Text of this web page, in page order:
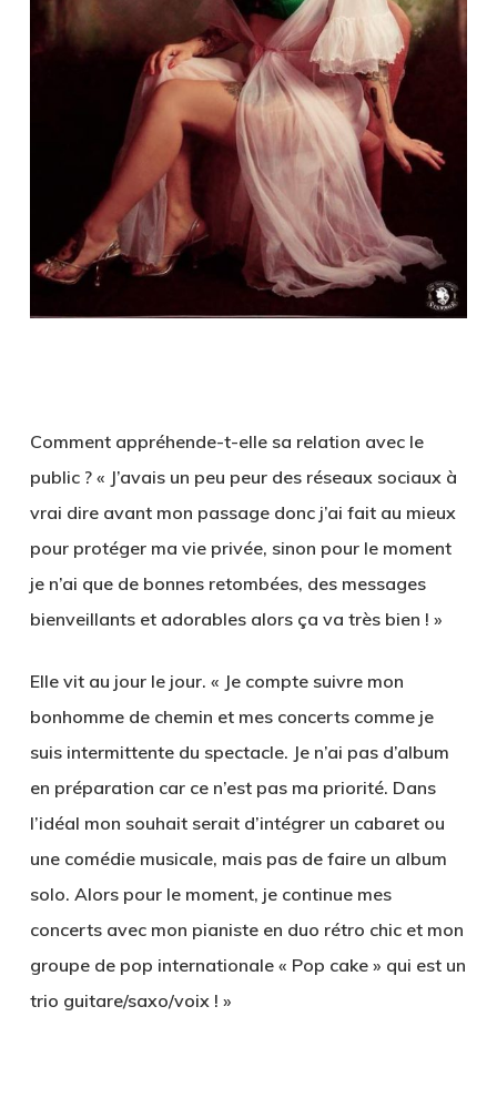
Comment appréhende-t-elle sa relation avec le
public ? « J’avais un peu peur des réseaux sociaux à
vrai dire avant mon passage donc j’ai fait au mieux
pour protéger ma vie privée, sinon pour le moment
je n’ai que de bonnes retombées, des messages
bienveillants et adorables alors ça va très bien ! »
Elle vit au jour le jour. « Je compte suivre mon
bonhomme de chemin et mes concerts comme je
suis intermittente du spectacle. Je n’ai pas d’album
en préparation car ce n’est pas ma priorité. Dans
l’idéal mon souhait serait d’intégrer un cabaret ou
une comédie musicale, mais pas de faire un album
solo. Alors pour le moment, je continue mes
concerts avec mon pianiste en duo rétro chic et mon
groupe de pop internationale « Pop cake » qui est un
trio guitare/saxo/voix ! »